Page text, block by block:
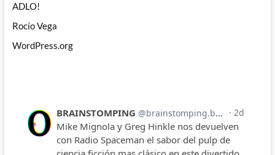
ADLO!
Rocío Vega
WordPress.org